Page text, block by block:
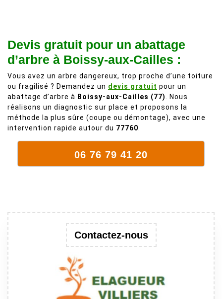
comme on en
fait plus!
débordait trop
chez les
voisins et
plein de bois
mort. C'est
délicat parce
que c'est un
donc
dangereuse.
connaissent
très bien leur
Devis gratuit pour un abattage
d’arbre à Boissy-aux-Cailles :
Vous avez un arbre dangereux, trop proche d’une toiture
ou fragilisé ? Demandez un devis gratuit pour un
abattage d’arbre à Boissy-aux-Cailles (77)
. Nous
réalisons un diagnostic sur place et proposons la
méthode la plus sûre (coupe ou démontage), avec une
intervention rapide autour du 77760
06 76 79 41 20
Contactez-nous